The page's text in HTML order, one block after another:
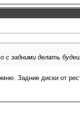
с задними делать
Задние диски от